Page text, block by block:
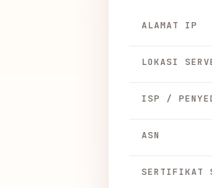
ALAMAT IP
LOKASI
ISP /
ASN
SERTIFIKAT